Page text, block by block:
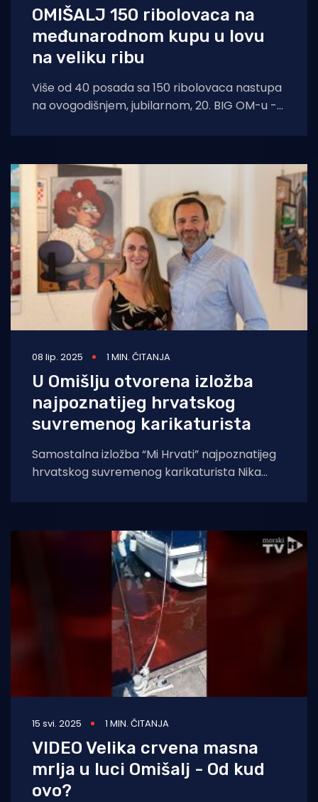
OMIŠALJ 150 ribolovaca na
međunarodnom kupu u lovu
na veliku ribu
Više od 40 posada sa 150 ribolovaca nastupa
na ovogodišnjem, jubilarnom, 20. BIG OM-u -
08 lip. 2025 1 MIN. ČITANJA
U Omišlju otvorena izložba
najpoznatijeg hrvatskog
suvremenog karikaturista
Samostalna izložba “Mi Hrvati” najpoznatijeg
hrvatskog suvremenog karikaturista Nika
Galeriji Lapidarij u Omišlju.
15 svi. 2025 1 MIN. ČITANJA
VIDEO Velika crvena masna
mrlja u luci Omišalj - Od kud
ovo?